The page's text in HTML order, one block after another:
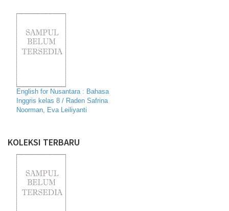
English for Nusantara : Bahasa
Inggris kelas 8 / Raden Safrina
Noorman, Eva Leiliyanti
KOLEKSI TERBARU